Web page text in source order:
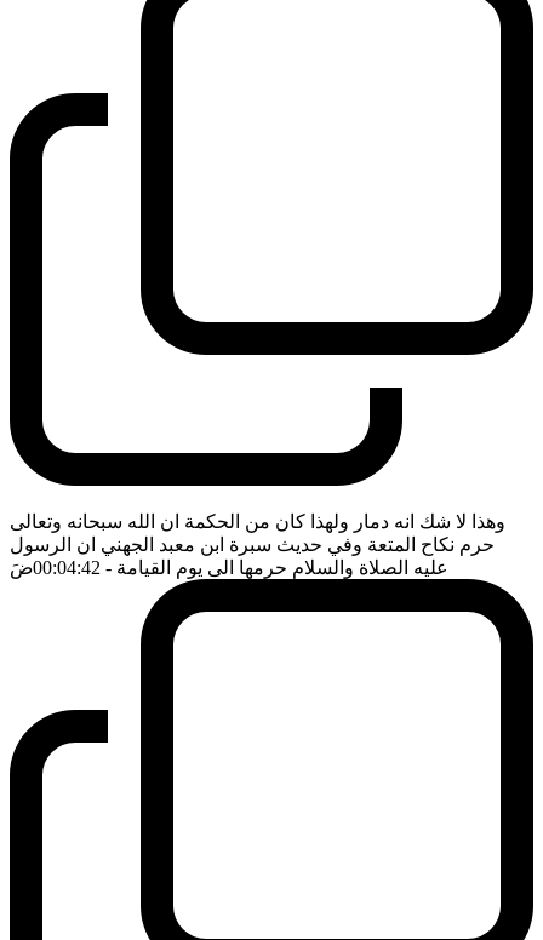
وهذا لا شك انه دمار ولهذا كان من الحكمة ان الله سبحانه وتعالى
حرم نكاح المتعة وفي حديث سبرة ابن معبد الجهني ان الرسول
عليه الصلاة والسلام حرمها الى يوم القيامة - 00:04:42 ضَ